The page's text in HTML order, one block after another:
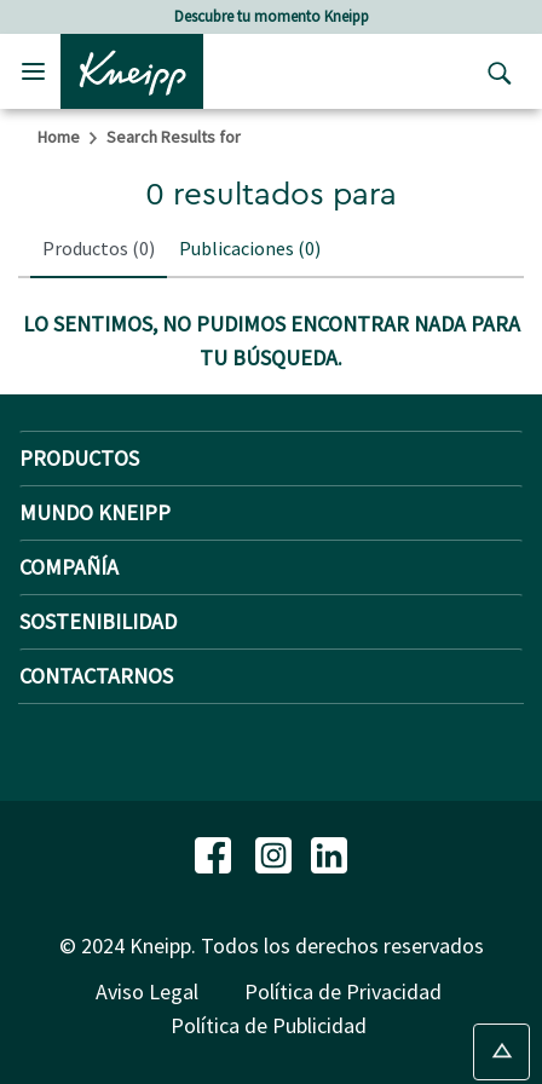
Skip to main content
Skip to footer contentDescubre tu momento Kneipp
Home Search Results for
0 resultados para
Productos (0) Publicaciones (0)
LO SENTIMOS, NO PUDIMOS ENCONTRAR NADA PARA
TU BÚSQUEDA.
PRODUCTOS
MUNDO KNEIPP
COMPAÑÍA
SOSTENIBILIDAD
CONTACTARNOS
© 2024 Kneipp. Todos los derechos reservados
Aviso Legal
Política de Privacidad
Política de Publicidad